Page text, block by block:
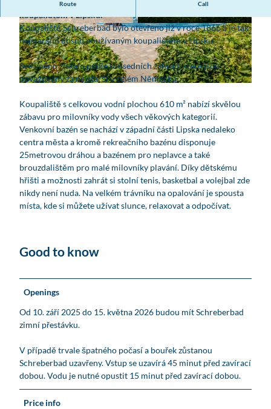
© www.robinkunzfotografie.de, Robin Kunz © www.robinkunzfotografie.de, Robin Kunz
Route Call
Lázně Schreberbad jsou nejstarším dosud používaným
koupalištěm v Lipsku.
Koupaliště Schreberbad bylo otevřeno již v roce 1866 a je tak
nejstarším dosud používaným koupalištěm v Lipsku.
Své jméno získalo podle sousedních zahrad, které jsou
považovány za nejstarší v celém Německu.
Koupaliště s celkovou vodní plochou 610 m² nabízí skvělou
zábavu pro milovníky vody všech věkových kategorií.
Venkovní bazén se nachází v západní části Lipska nedaleko
centra města a kromě rekreačního bazénu disponuje
25metrovou dráhou a bazénem pro neplavce a také
brouzdalištěm pro malé milovníky plavání. Díky dětskému
hřišti a možnosti zahrát si stolní tenis, basketbal a volejbal zde
nikdy není nuda. Na velkém trávníku na opalování je spousta
místa, kde si můžete užívat slunce, relaxovat a odpočívat.
Good to know
Openings
Od 10. září 2025 do 15. května 2026 budou mít Schreberbad
zimní přestávku.
V případě trvale špatného počasí a bouřek zůstanou
Schreberbad uzavřeny. Vstup se uzavírá 45 minut před zavírací
dobou. Vodu je nutné opustit 15 minut před zavírací dobou.
Price info